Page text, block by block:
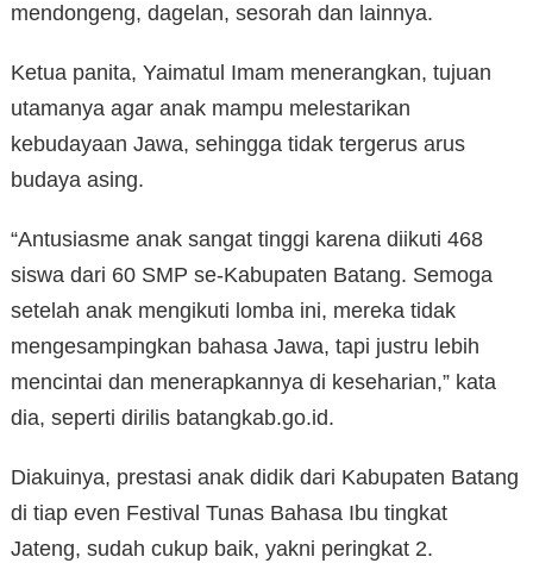
mendongeng, dagelan, sesorah dan lainnya.
Ketua panita, Yaimatul Imam menerangkan, tujuan
utamanya agar anak mampu melestarikan
kebudayaan Jawa, sehingga tidak tergerus arus
budaya asing.
“Antusiasme anak sangat tinggi karena diikuti 468
siswa dari 60 SMP se-Kabupaten Batang. Semoga
setelah anak mengikuti lomba ini, mereka tidak
mengesampingkan bahasa Jawa, tapi justru lebih
mencintai dan menerapkannya di keseharian,” kata
dia, seperti dirilis batangkab.go.id.
Diakuinya, prestasi anak didik dari Kabupaten Batang
di tiap even Festival Tunas Bahasa Ibu tingkat
Jateng, sudah cukup baik, yakni peringkat 2.